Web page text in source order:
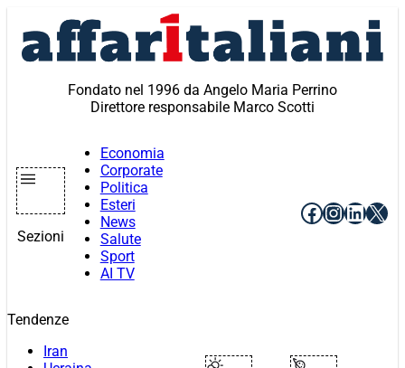
contenuto
Fondato nel 1996 da Angelo Maria Perrino
Direttore responsabile Marco Scotti
Sezioni
Economia
Corporate
Politica
Esteri
News
Salute
Sport
AI TV
Facebook
X
Tendenze
Iran